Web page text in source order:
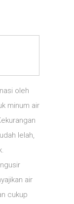
oleh
minum air
lelah,
air
cukup